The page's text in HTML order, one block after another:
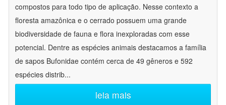
compostos para todo tipo de aplicação. Nesse contexto a
floresta amazônica e o cerrado possuem uma grande
biodiversidade de fauna e flora inexploradas com esse
potencial. Dentre as espécies animais destacamos a família
de sapos Bufonidae contém cerca de 49 gêneros e 592
espécies distrib...
leia mais